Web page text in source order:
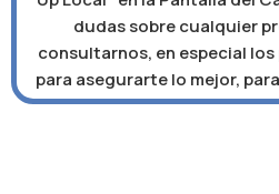
dudas sobre cualquier
consultarnos, en especial
para asegurarte lo mejor,